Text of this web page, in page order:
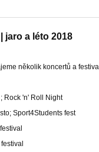
jaro a léto 2018
několik koncertů a
Rock 'n' Roll Night
Sport4Students fest